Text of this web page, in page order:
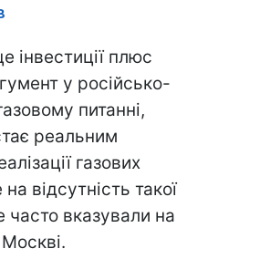
інвестиції плюс
у російсько-
питанні,
реальним
газових
відсутність такої
часто вказували на